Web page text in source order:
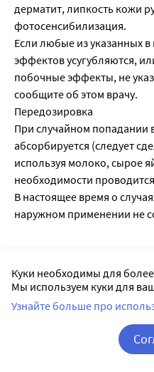
дерматит, липкость кожи
фотосенсибилизация.
Если любые из указанных
эффектов усугубляются,
побочные эффекты, не
сообщите об этом врачу.
Передозировка
При случайном попадании
абсорбируется (следует
используя молоко, сырое
необходимости
В настоящее время о
наружном применении не
1.Государственный
2. Анатомо-
3. Официальная
Куки необходимы для
Мы используем куки для
Узнайте больше про